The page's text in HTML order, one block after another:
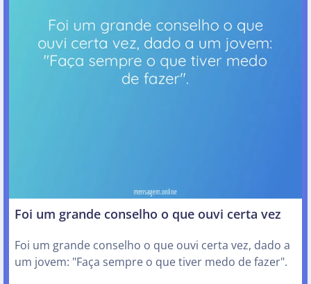
Foi um grande conselho o que ouvi certa vez
Foi um grande conselho o que ouvi certa vez, dado a
um jovem: "Faça sempre o que tiver medo de fazer".